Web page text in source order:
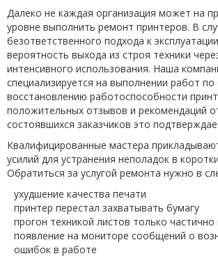
Далеко не каждая организация может на
уровне выполнить ремонт принтеров. В
безответственного подхода к
вероятность выхода из строя техники
интенсивного использования. Наша
специализируется на выполнении работ
восстановлению работоспособности
положительных отзывов и рекомендаций
состоявшихся заказчиков это
Квалифицированные мастера
усилий для устранения неполадок в
Обратиться за услугой ремонта нужно в
ухудшение качества печати
принтер перестал захватывать бумагу
прогон техникой листов только
появление на мониторе сообщений о
ошибок в работе